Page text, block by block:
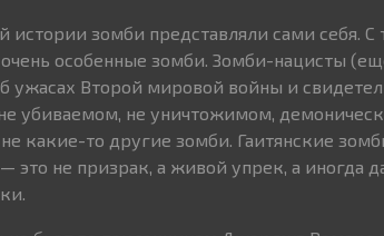
истории зомби представляли сами себя. С
особенные зомби. Зомби-нацисты
ужасах Второй мировой войны и
убиваемом, не уничтожимом,
какие-то другие зомби. Гаитянские
не призрак, а живой упрек, а иногда